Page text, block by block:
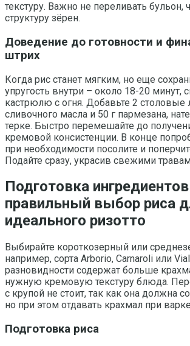
текстуру. Важно не переливать бульон,
структуру зёрен.
Доведение до готовности и
штрих
Когда рис станет мягким, но еще
упругость внутри – около 18-20 минут,
кастрюлю с огня. Добавьте 2 столовые
сливочного масла и 50 г пармезана,
терке. Быстро перемешайте до
кремовой консистенции. В конце
при необходимости посолите и
Подайте сразу, украсив свежими
Подготовка
правильный выбор риса
идеального ризотто
Выбирайте короткозерный или
например, сорта Arborio, Carnaroli или
разновидности содержат больше
нужную кремовую текстуру блюда.
с крупой не стоит, так как она должна
но при этом отдавать крахмал при
Подготовка риса